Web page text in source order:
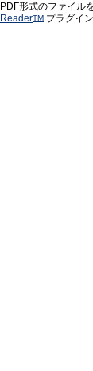
PDF形式のファイル
ReaderTM プラグイ